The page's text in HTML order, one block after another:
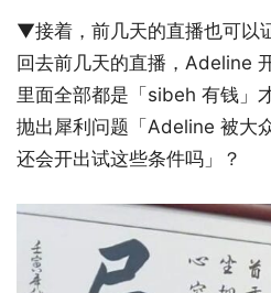
▼接着，前几天的直播也可以
回去前几天的直播，Adeline
里面全部都是「sibeh 有钱」
抛出犀利问题「Adeline 被大
还会开出试这些条件吗」？